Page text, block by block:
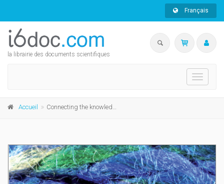
Français
la librairie des documents scientifiques
Toggle
Accueil Connecting the knowledge common from projects to sustainable infrastructure